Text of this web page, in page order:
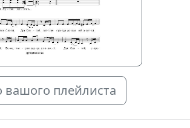
вашого плейлиста